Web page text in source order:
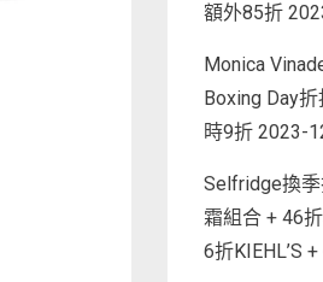
額外85折
Monica
Boxing Day
時9折 2023-
Selfridge換
霜組合 + 46
6折KIEHL’S